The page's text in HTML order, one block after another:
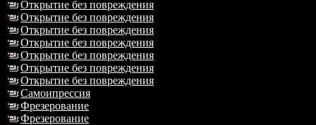
Открытие без повреждения
Открытие без повреждения
Открытие без повреждения
Открытие без повреждения
Открытие без повреждения
Открытие без повреждения
Открытие без повреждения
Самоипрессия
Фрезерование
Фрезерование